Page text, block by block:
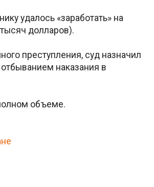
удалось «заработать» на
долларов).
преступления, суд назначил
наказания в
объеме.